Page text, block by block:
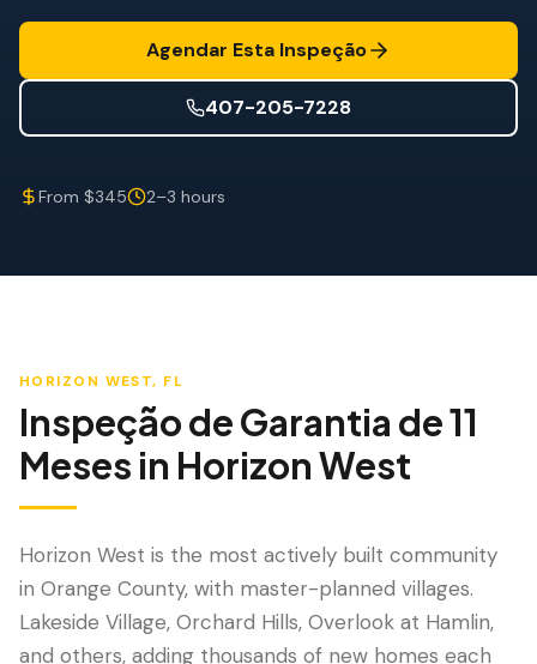
SERVIÇOS ESPECIALIZADOS
Manutenção Anual
Segurança Pós-Furacão
Imagem Térmica
Inspeção de Cupim
Agendar Esta Inspeção
407-205-7228
From $345 2–3 hours
HORIZON WEST, FL
Inspeção de Garantia de 11
Meses in Horizon West
Horizon West is the most actively built community
in Orange County, with master-planned villages.
Lakeside Village, Orchard Hills, Overlook at Hamlin,
and others, adding thousands of new homes each